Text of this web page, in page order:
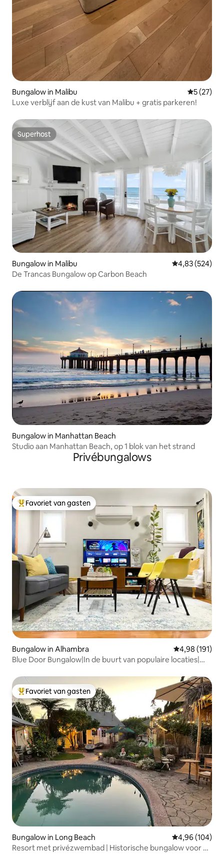
Bungalow in Malibu
5 (27)
Luxe verblijf aan de kust van Malibu + gratis parkeren!
Superhost
Superhost
Bungalow in Malibu Gemiddelde
4,83 (524)
De Trancas Bungalow op Carbon Beach
Bungalow in Manhattan Beach
Studio aan Manhattan Beach, op 1 blok van het strand
Privébungalows
Topfavoriet van gasten
Favoriet van gasten
Bungalow in Alhambra Gemiddelde
4,98 (191)
Blue Door Bungalow|In de buurt van populaire locaties|
Topfavoriet van gasten
Favoriet van gasten
Bungalow in Long Beach Gemiddelde
4,96 (104)
Resort met privézwembad | Historische bungalow voor 6